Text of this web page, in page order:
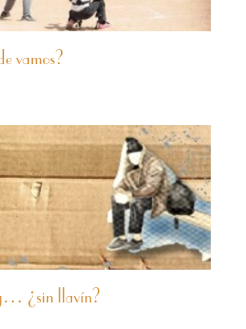
vamos?
¿sin llavín?